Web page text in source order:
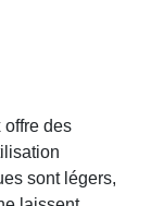
offre des
sont légers,